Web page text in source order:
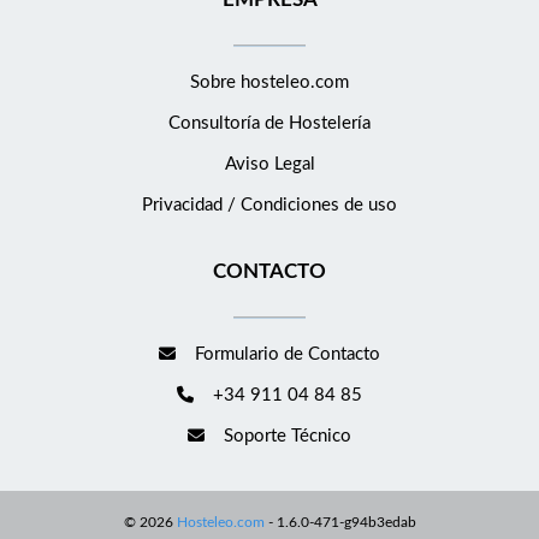
través de Hosteleo adjuntando tu CV. Valoraremos
especialmente un CV claro y bien estructurado, preferiblemente
personal para trabajar y vivir en Holanda.
Sobre hosteleo.com
Consultoría de Hostelería
Aviso Legal
Privacidad / Condiciones de uso
CONTACTO
Formulario de Contacto
+34 911 04 84 85
Soporte Técnico
© 2026 Hosteleo.com - 1.6.0-471-g94b3edab